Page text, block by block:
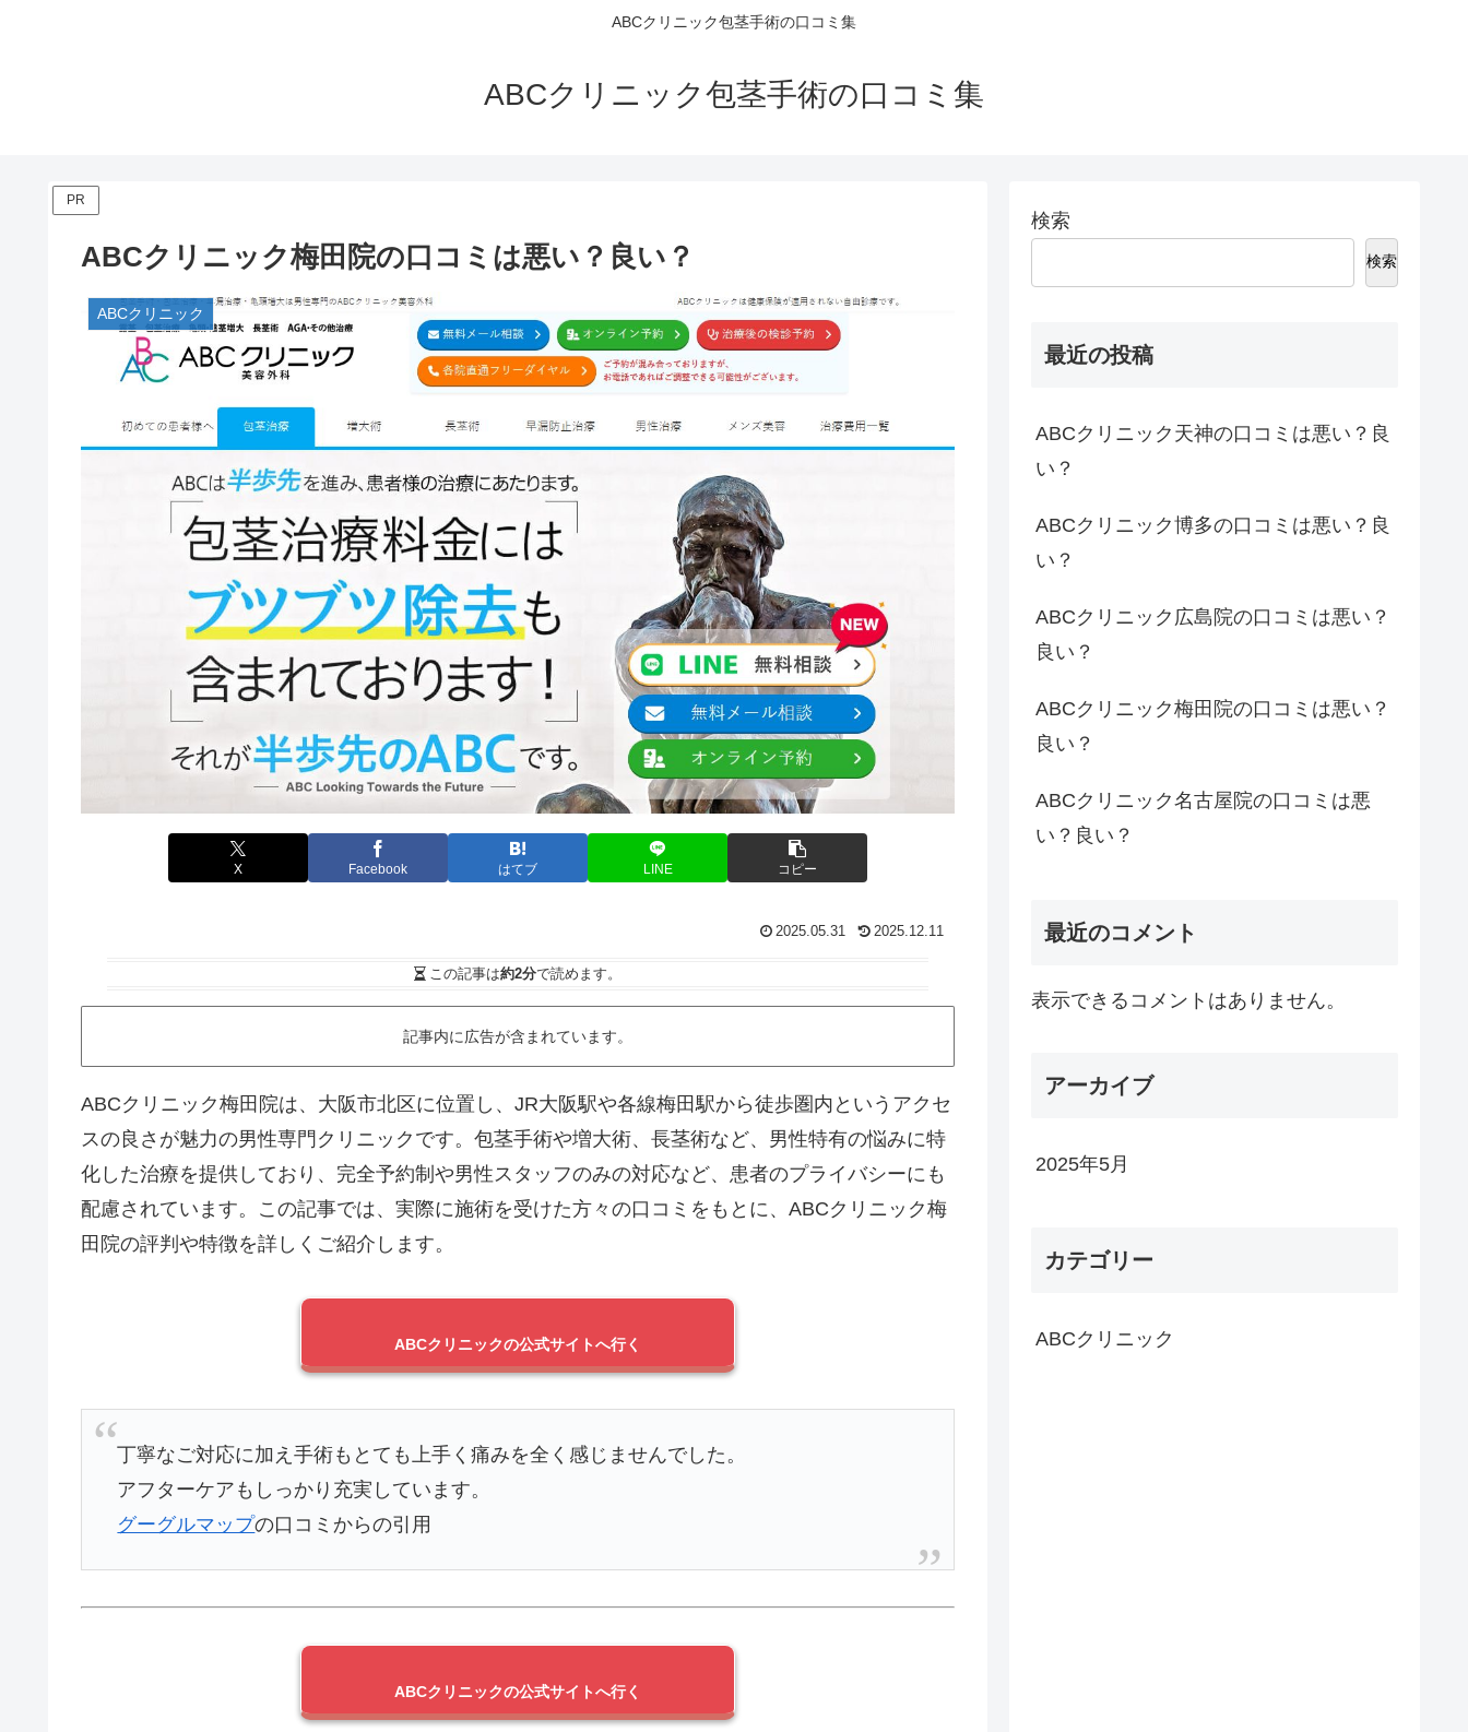
ABCクリニック包茎手術の口コミ集
ABCクリニック包茎手術の口コミ集
PR
ABCクリニック梅田院の口コミは悪い？良い？
ABCクリニック
X Facebook はてブ LINE コピー
2025.05.31 2025.12.11
この記事は約2分で読めます。
記事内に広告が含まれています。
ABCクリニック梅田院は、大阪市北区に位置し、JR大阪駅や各線梅田駅から徒歩圏内というアクセ
スの良さが魅力の男性専門クリニックです。 包茎手術や増大術、長茎術など、男性特有の悩みに特
化した治療を提供しており、完全予約制や男性スタッフのみの対応など、患者のプライバシーにも
配慮されています。 この記事では、実際に施術を受けた方々の口コミをもとに、ABCクリニック梅
田院の評判や特徴を詳しくご紹介します。
ABCクリニックの公式サイトへ行く
丁寧なご対応に加え手術もとても上手く痛みを全く感じませんでした。
アフターケアもしっかり充実しています。
グーグルマップの口コミからの引用
ABCクリニックの公式サイトへ行く
検索
検索
最近の投稿
ABCクリニック天神の口コミは悪い？良
い？
ABCクリニック博多の口コミは悪い？良
い？
ABCクリニック広島院の口コミは悪い？
良い？
ABCクリニック梅田院の口コミは悪い？
良い？
ABCクリニック名古屋院の口コミは悪
い？良い？
最近のコメント
表示できるコメントはありません。
アーカイブ
2025年5月
カテゴリー
ABCクリニック